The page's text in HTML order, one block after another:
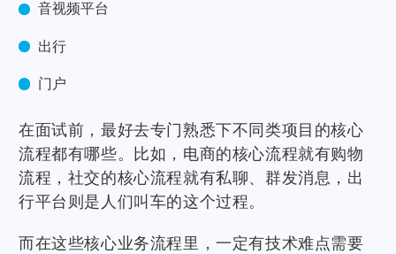
音视频平台
出行
门户
在面试前，最好去专门熟悉下不同类项目的核心
流程都有哪些。比如，电商的核心流程就有购物
流程，社交的核心流程就有私聊、群发消息，出
行平台则是人们叫车的这个过程。
而在这些核心业务流程里，一定有技术难点需要